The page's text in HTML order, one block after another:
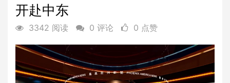
开赴中东
3342 阅读 0 评论 0 点赞
a
t
i
o